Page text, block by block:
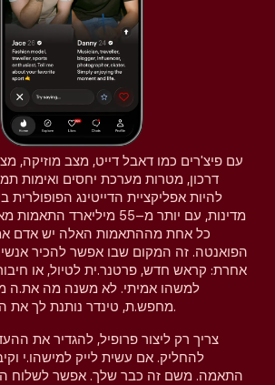
עם פיצ'רים כמו דאבל דייט, מצב מוזיקה,
דרכון, מטרות מערכת יחסים ואימות
מדינות, עם יותר מ–55
כל אחת מההתאמות האלה יש אדם
הפואנטה. זה המקום שבו אפשר להכיר
אחרת: קראש חדש, פרטנר.ית לטיול, או
למשהו אמיתי. לא משנה מה את.ה
מחפש.ת, טינדר נותנת לך את המרחב להבין את זה.
צריך רק ליצור פרופיל, להגדיר את
להחליק. אם עשית לייק למישהו.י
התאמה. משם זה כבר שלך. אפשר לשלוח